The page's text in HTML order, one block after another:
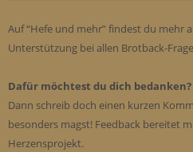
Auf “Hefe und mehr” findest du mehr
Unterstützung bei allen Brotback-
Dafür möchtest du dich bedanken?
Dann schreib doch einen kurzen
besonders magst! Feedback bereitet
Herzensprojekt.